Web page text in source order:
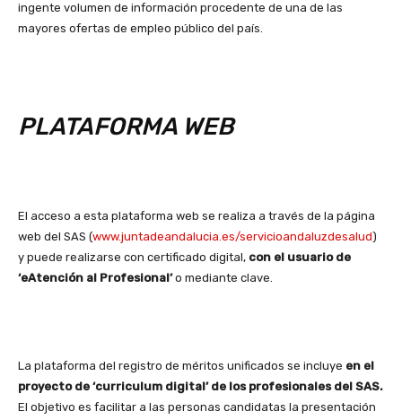
ingente volumen de información procedente de una de las
mayores ofertas de empleo público del país.
PLATAFORMA WEB
El acceso a esta plataforma web se realiza a través de la página
web del SAS (www.juntadeandalucia.es/servicioandaluzdesalud)
y puede realizarse con certificado digital, con el usuario de
‘eAtención al Profesional’o mediante clave.
La plataforma del registro de méritos unificados se incluye en el
proyecto de ‘curriculum digital’ de los profesionales del SAS.
El objetivo es facilitar a las personas candidatas la presentación